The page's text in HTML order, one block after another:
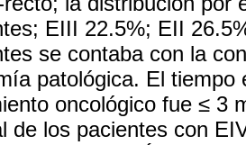
EIII 22.5%; EII
se contaba con la
patológica. El
oncológico fue ≤ 3
de los pacientes con